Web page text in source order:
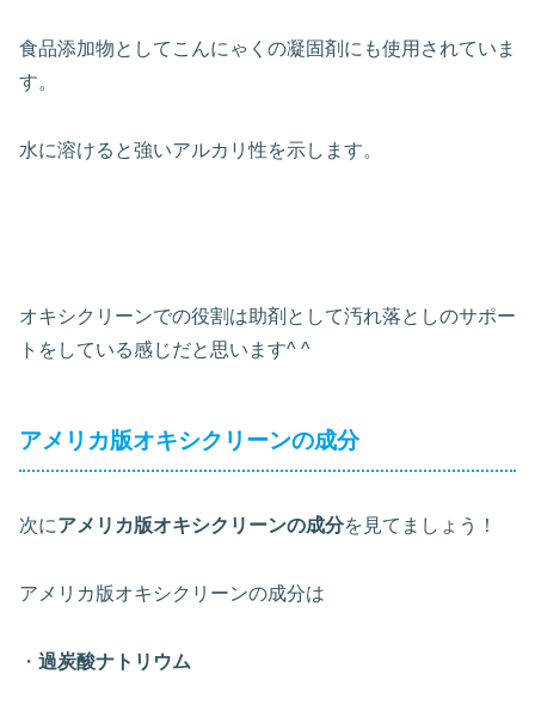
食品添加物としてこんにゃくの凝固剤にも使用されていま
す。
水に溶けると強いアルカリ性を示します。
オキシクリーンでの役割は助剤として汚れ落としのサポー
トをしている感じだと思います^ ^
アメリカ版オキシクリーンの成分
次にアメリカ版オキシクリーンの成分を見てましょう！
アメリカ版オキシクリーンの成分は
・ 過炭酸ナトリウム